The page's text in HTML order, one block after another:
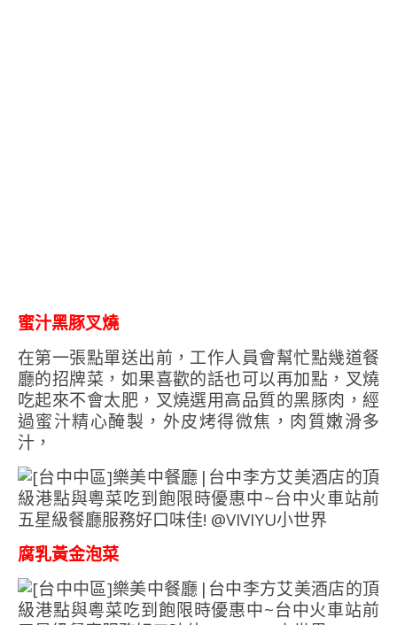
蜜汁黑豚叉燒
在第一張點單送出前，工作人員會幫忙點幾道餐
廳的招牌菜，如果喜歡的話也可以再加點，叉燒
吃起來不會太肥，叉燒選用高品質的黑豚肉，經
過蜜汁精心醃製，外皮烤得微焦，肉質嫩滑多
汁，
腐乳黃金泡菜